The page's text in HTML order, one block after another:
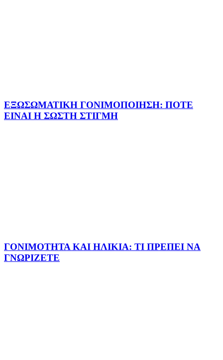
ΕΞΩΣΩΜΑΤΙΚΗ ΓΟΝΙΜΟΠΟΙΗΣΗ: ΠΟΤΕ
ΕΙΝΑΙ Η ΣΩΣΤΗ ΣΤΙΓΜΗ
ΓΟΝΙΜΟΤΗΤΑ ΚΑΙ ΗΛΙΚΙΑ: ΤΙ ΠΡΕΠΕΙ ΝΑ
ΓΝΩΡΙΖΕΤΕ